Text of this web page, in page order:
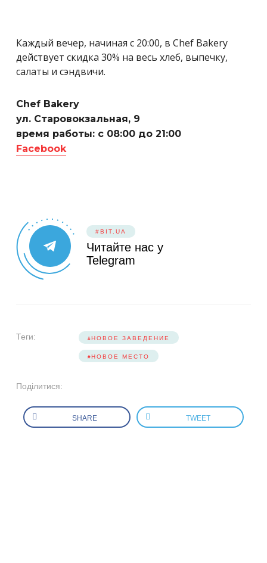
Каждый вечер, начиная с 20:00, в Chef Bakery
действует скидка 30% на весь хлеб, выпечку,
салаты и сэндвичи.
Chef Bakery
ул. Старовокзальная, 9
время работы: с 08:00 до 21:00
Facebook
#BIT.UA
Читайте нас у
Telegram
Теги: НОВОЕ ЗАВЕДЕНИЕ
НОВОЕ МЕСТО
Поділитися:
SHARE TWEET